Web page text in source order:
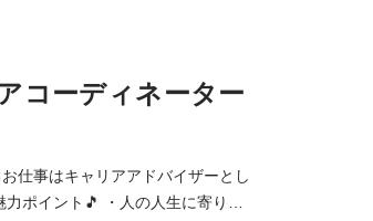
コーディネーター